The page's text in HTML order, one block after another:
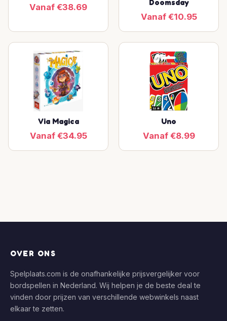
Vanaf €38.69
Doomsday
Vanaf €10.95
Via Magica
Vanaf €34.95
Uno
Vanaf €8.99
OVER ONS
Spelplaats.com is de onafhankelijke prijsvergelijker voor
bordspellen in Nederland. Wij helpen je de beste deal te
vinden door prijzen van verschillende webwinkels naast
elkaar te zetten.